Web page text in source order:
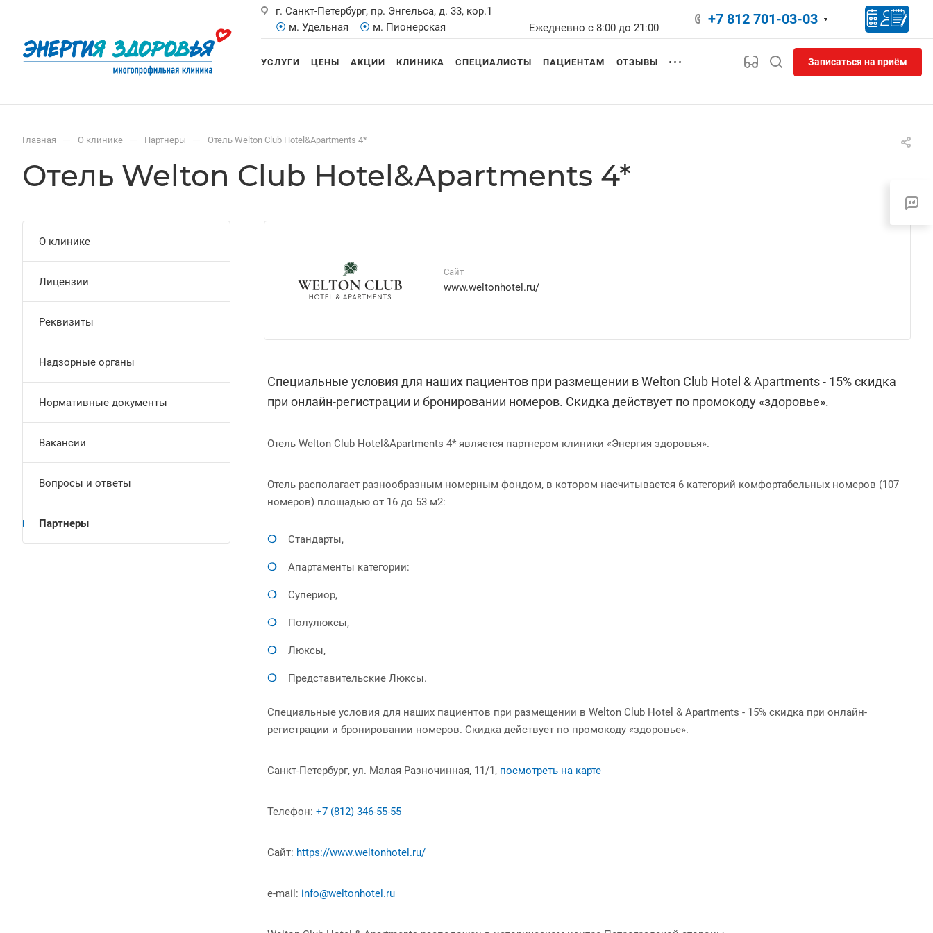
г. Санкт-Петербург, пр. Энгельса, д. 33, кор.1
⦿ м. Удельная ⦿ м. Пионерская Ежедневно с 8:00 до 21:00
+7 812 701-03-03
УСЛУГИ ЦЕНЫ АКЦИИ КЛИНИКА СПЕЦИАЛИСТЫ ПАЦИЕНТАМ ОТЗЫВЫ Записаться на приём
Главная — О клинике — Партнеры — Отель Welton Club Hotel&Apartments 4*
Отель Welton Club Hotel&Apartments 4*
Сайт
www.weltonhotel.ru/
Специальные условия для наших пациентов при размещении в Welton Club Hotel & Apartments - 15% скидка
при онлайн-регистрации и бронировании номеров. Скидка действует по промокоду «здоровье».
Отель Welton Club Hotel&Apartments 4* является партнером клиники «Энергия здоровья». ⠀
Отель располагает разнообразным номерным фондом, в котором насчитывается 6 категорий комфортабельных номеров (107
номеров) площадью от 16 до 53 м2:
Стандарты,
Апартаменты категории:
Супериор,
Полулюксы,
Люксы,
Представительские Люксы. ⠀
Специальные условия для наших пациентов при размещении в Welton Club Hotel & Apartments - 15% скидка при онлайн-
регистрации и бронировании номеров. Скидка действует по промокоду «здоровье». ⠀
Санкт-Петербург, ул. Малая Разночинная, 11/1, посмотреть на карте
Телефон: +7 (812) 346-55-55
Сайт: https://www.weltonhotel.ru/
e-mail: info@weltonhotel.ru
О клинике
Лицензии
Реквизиты
Надзорные органы
Нормативные документы
Вакансии
Вопросы и ответы
Партнеры